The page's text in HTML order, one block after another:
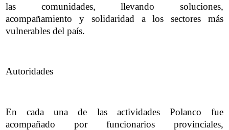
las comunidades, llevando soluciones,
acompañamiento y solidaridad a los sectores más
vulnerables del país.
Autoridades
En cada una de las actividades Polanco fue
acompañado por funcionarios provinciales,